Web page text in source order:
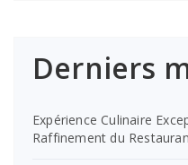
Derniers
Expérience Culinaire
Raffinement du